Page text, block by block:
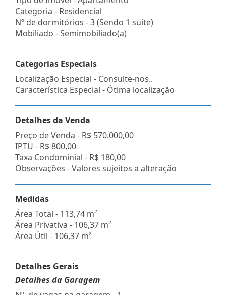
Categoria - Residencial
Nº de dormitórios - 3 (Sendo 1 suíte)
Mobiliado - Semimobiliado(a)
Categorias Especiais
Localização Especial - Consulte-nos..
Característica Especial - Ótima localização
Detalhes da Venda
Preço de Venda - R$ 570.000,00
IPTU - R$ 800,00
Taxa Condominial - R$ 180,00
Observações - Valores sujeitos a alteração
Medidas
Área Total - 113,74 m²
Área Privativa - 106,37 m²
Área Útil - 106,37 m²
Detalhes Gerais
Detalhes da Garagem